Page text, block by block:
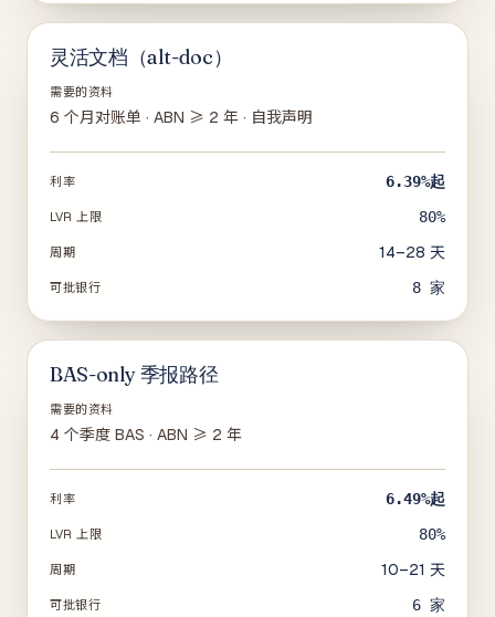
灵活文档（alt-doc）
需要的资料
6 个月对账单 · ABN ≥ 2 年 · 自我声明
利率 6.39%起
LVR 上限 80%
周期 14–28 天
可批银行 8 家
BAS-only 季报路径
需要的资料
4 个季度 BAS · ABN ≥ 2 年
利率 6.49%起
LVR 上限 80%
周期 10–21 天
可批银行 6 家